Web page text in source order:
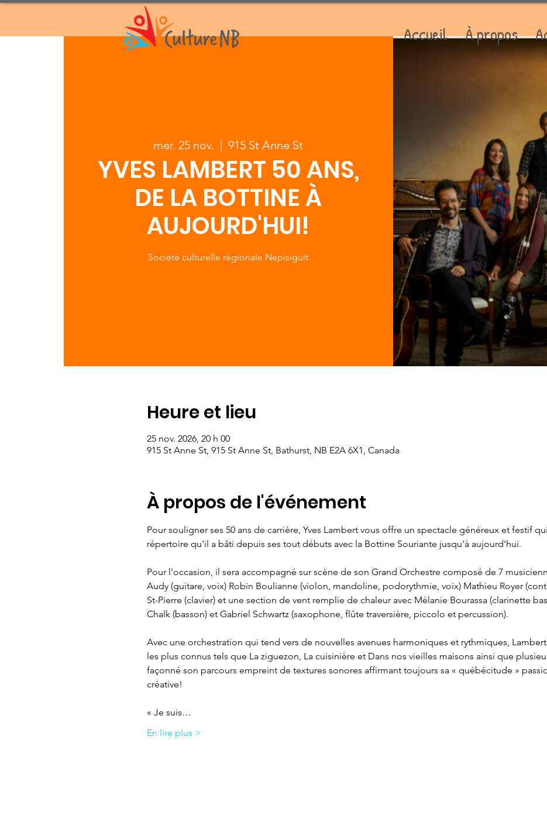
Accueil À propos
mer. 25 nov.
  |
915 St Anne St
YVES LAMBERT 50 ANS,
DE LA BOTTINE À
AUJOURD'HUI!
Société culturelle régionale Nepisiguit
Heure et lieu
25 nov. 2026, 20 h 00
915 St Anne St, 915 St Anne St, Bathurst, NB E2A 6X1, Canada
À propos de l'événement
Pour souligner ses 50 ans de carrière, Yves Lambert vous offre un spectacle généreux et festif
répertoire qu'il a bâti depuis ses tout débuts avec la Bottine Souriante jusqu'à aujourd'hui.
Pour l'occasion, il sera accompagné sur scène de son Grand Orchestre composé de 7
Audy (guitare, voix) Robin Boulianne (violon, mandoline, podorythmie, voix) Mathieu Royer
St-Pierre (clavier) et une section de vent remplie de chaleur avec Mélanie Bourassa (clarinette
Chalk (basson) et Gabriel Schwartz (saxophone, flûte traversière, piccolo et percussion).
Avec une orchestration qui tend vers de nouvelles avenues harmoniques et rythmiques,
les plus connus tels que La ziguezon, La cuisinière et Dans nos vieilles maisons ainsi que
façonné son parcours empreint de textures sonores affirmant toujours sa « québécitude »
créative!
« Je suis…
En lire plus >